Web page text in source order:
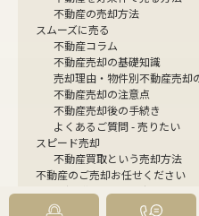
不動産の売却方法
スムーズに売る
不動産コラム
不動産売却の基礎知識
売却理由・物件別不動産売却
不動産売却の注意点
不動産売却後の手続き
よくあるご質問 - 売りたい
スピード売却
不動産買取という売却方法
不動産のご売却お任せください
弊社が選ばれる理由
売却成功ストーリー40選